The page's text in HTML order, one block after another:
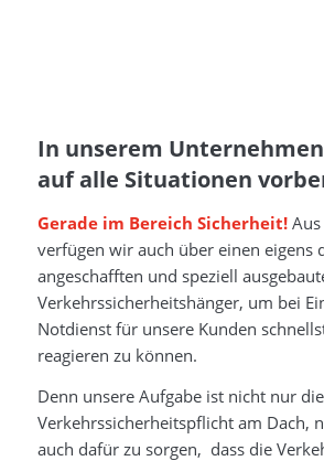
In unserem
auf alle Situationen
Gerade im Bereich Sicherheit!Aus
verfügen wir auch über einen eigens
angeschafften und speziell
Verkehrssicherheitshänger, um bei
Notdienst für unsere Kunden
reagieren zu können.
Denn unsere Aufgabe ist nicht nur die
Verkehrssicherheitspflicht am Dach,
auch dafür zu sorgen, dass die